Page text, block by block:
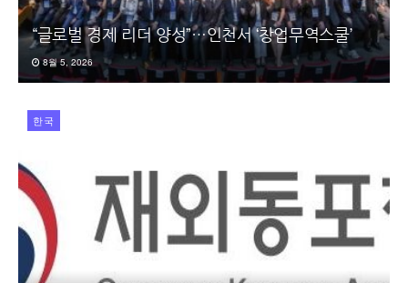
“글로벌 경제 리더 양성”…인천서 ‘창업무역스쿨’
8월 5, 2026
한국